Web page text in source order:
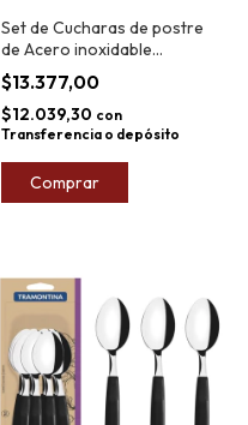
Set de Cucharas de postre
de Acero inoxidable
Tramontina Cosmos x6
$13.377,00
$12.039,30 con
Transferencia o depósito
Comprar